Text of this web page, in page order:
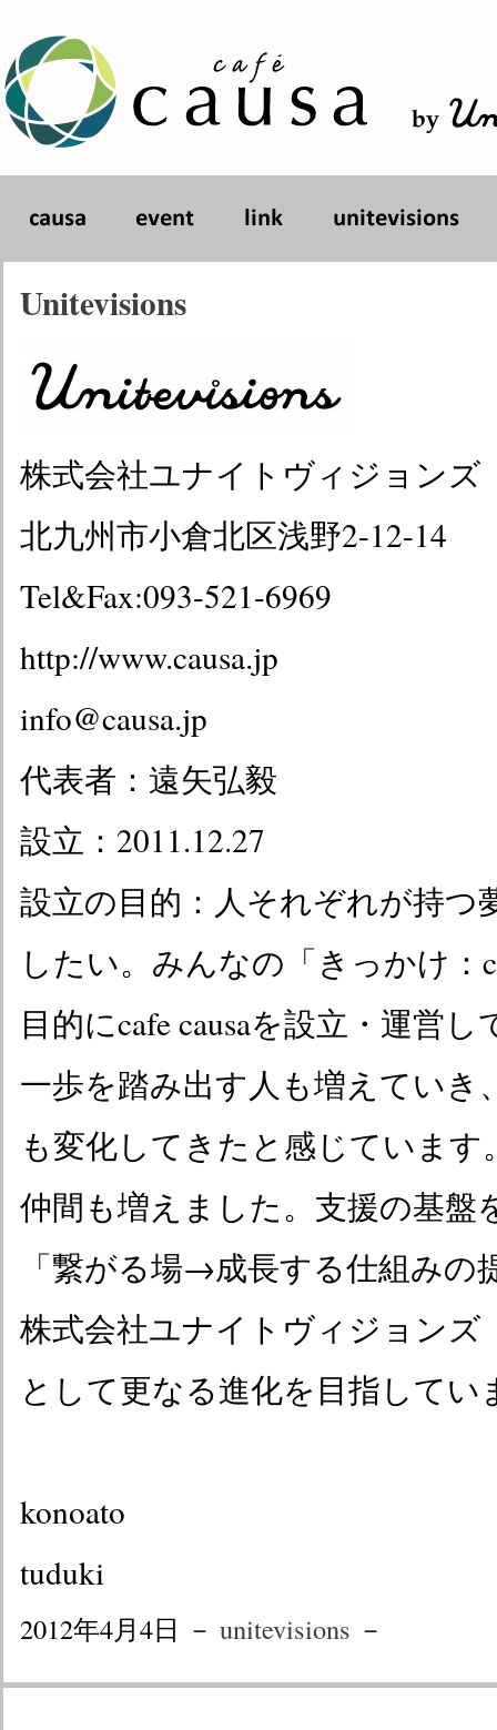
Unitevisions
株式会社ユナイトヴィジョンズ
北九州市小倉北区浅野2-12-14
Tel&Fax:093-521-6969
http://www.causa.jp
info@causa.jp
代表者：遠矢弘毅
設立：2011.12.27
設立の目的：人それぞれが持つ
したい。みんなの「きっかけ：
目的にcafe causaを設立・運営
一歩を踏み出す人も増えてい
も変化してきたと感じています
仲間も増えました。支援の基盤
「繋がる場→成長する仕組みの
株式会社ユナイトヴィジョンズ
として更なる進化を目指してい
konoato
tuduki
2012年4月4日 － unitevisions －